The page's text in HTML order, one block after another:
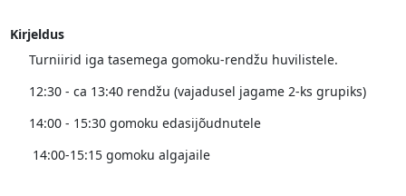
Kirjeldus
Turniirid iga tasemega gomoku-rendžu huvilistele.
12:30 - ca 13:40 rendžu (vajadusel jagame 2-ks grupiks)
14:00 - 15:30 gomoku edasijõudnutele
14:00-15:15 gomoku algajaile